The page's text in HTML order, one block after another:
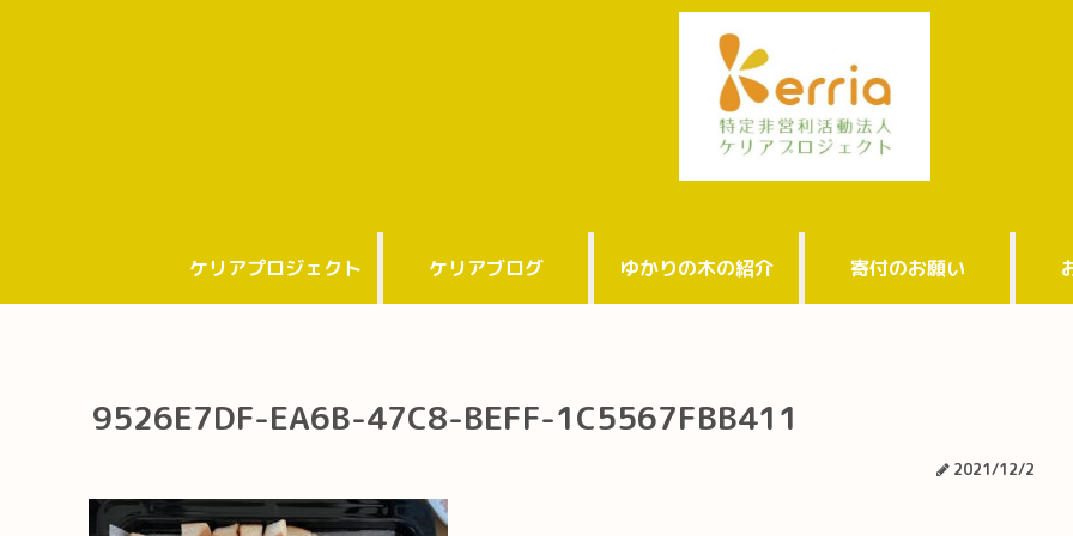
ケリアプロジェクト ケリアブログ ゆかりの木の紹介 寄付のお願い
9526E7DF-EA6B-47C8-BEFF-1C5567FBB411
2021/12/2